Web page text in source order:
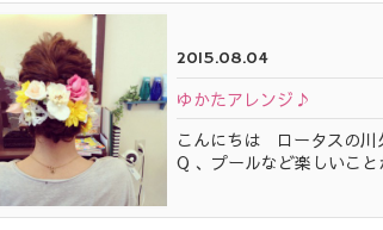
2015.08.04
ゆかたアレンジ♪
こんにちは ロータスの川
Q 、プールなど楽しいこ